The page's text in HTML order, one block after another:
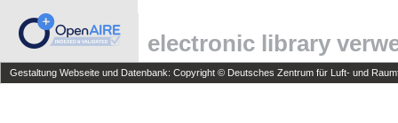
electronic library
Gestaltung Webseite und Datenbank: Copyright © Deutsches Zentrum für Luft- und